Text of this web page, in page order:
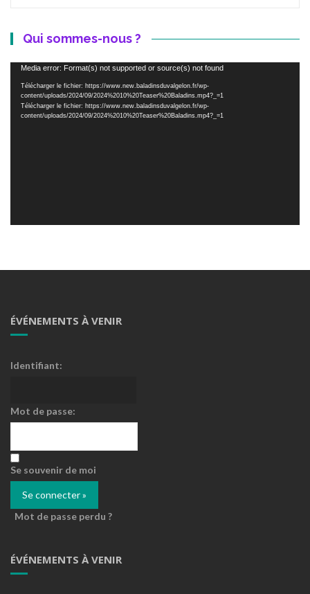
Qui sommes-nous ?
Lecteur
vidéo
Media error: Format(s) not supported or source(s) not found
Télécharger le fichier: https://www.new.baladinsduvalgelon.fr/wp-
content/uploads/2024/09/2024%2010%20Teaser%20Baladins.mp4?_=1
Télécharger le fichier: https://www.new.baladinsduvalgelon.fr/wp-
content/uploads/2024/09/2024%2010%20Teaser%20Baladins.mp4?_=1
ÉVÉNEMENTS À VENIR
Identifiant:
Mot de passe:
Se souvenir de moi
Mot de passe perdu ?
ÉVÉNEMENTS À VENIR